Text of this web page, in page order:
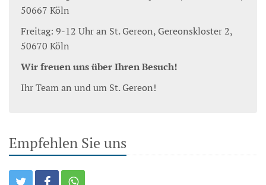
50667 Köln
Freitag: 9-12 Uhr an St. Gereon, Gereonskloster 2,
50670 Köln
Wir freuen uns über Ihren Besuch!
Ihr Team an und um St. Gereon!
Empfehlen Sie uns